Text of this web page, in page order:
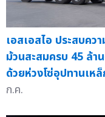
เอสเอสไอ ประสบค
ม้วนสะสมครบ 45 ล้า
ด้วยห่วงโซ่อุปทานเห
ก.ค.